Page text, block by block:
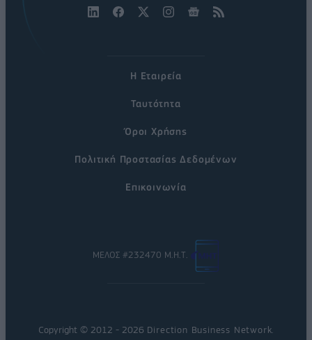
Η Εταιρεία
Ταυτότητα
Όροι Χρήσης
Πολιτική Προστασίας Δεδομένων
Επικοινωνία
ΜΕΛΟΣ #232470 Μ.Η.Τ.
Copyright © 2012 - 2026 Direction Business Network.